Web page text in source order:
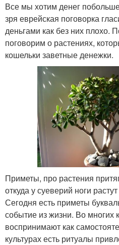
Все мы хотим денег
зря еврейская поговорка
деньгами как без них плохо.
поговорим о растениях,
кошельки заветные денежки.
Приметы, про растения
откуда у суеверий ноги растут
Сегодня есть приметы
событие из жизни. Во многих
воспринимают как
культурах есть ритуалы